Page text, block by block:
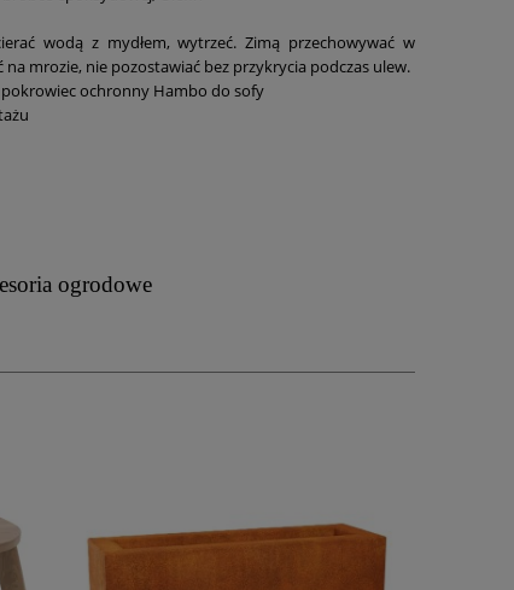
wodą z mydłem, wytrzeć. Zimą przechowywać w
mrozie, nie pozostawiać bez przykrycia podczas ulew.
ochronny Hambo do sofy
ogrodowe